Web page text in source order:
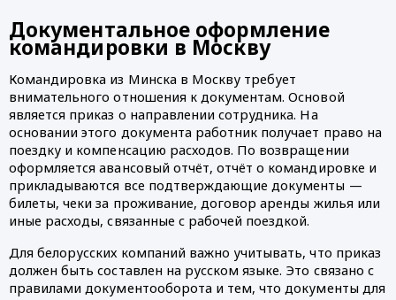
Документальное оформление
командировки в Москву
Командировка из Минска в Москву требует
внимательного отношения к документам. Основой
является приказ о направлении сотрудника. На
основании этого документа работник получает право на
поездку и компенсацию расходов. По возвращении
оформляется авансовый отчёт, отчёт о командировке и
прикладываются все подтверждающие документы —
билеты, чеки за проживание, договор аренды жилья или
иные расходы, связанные с рабочей поездкой.
Для белорусских компаний важно учитывать, что приказ
должен быть составлен на русском языке. Это связано с
правилами документооборота и тем, что документы для